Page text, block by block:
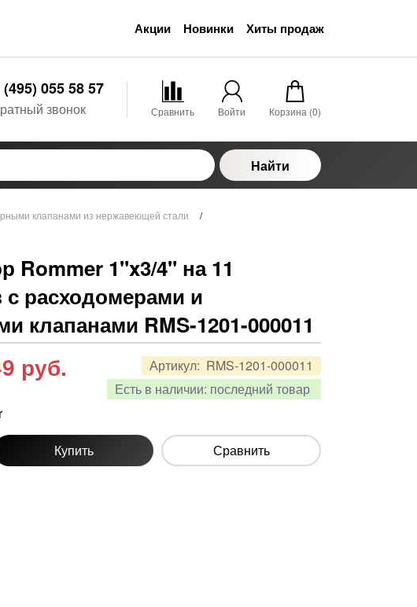
Акции Новинки Хиты продаж
(495) 055 58 57
звонок Сравнить Войти Корзина (0)
Найти
клапанами из нержавеющей стали /
Rommer 1"x3/4" на 11
с расходомерами и
клапанами RMS-1201-000011
Артикул: RMS-1201-000011
Есть в наличии: последний товар
руб.
Купить Сравнить